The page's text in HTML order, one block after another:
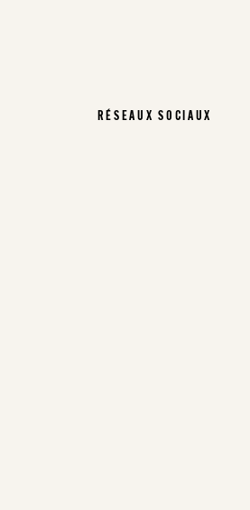
RÉSEAUX SOCIAUX